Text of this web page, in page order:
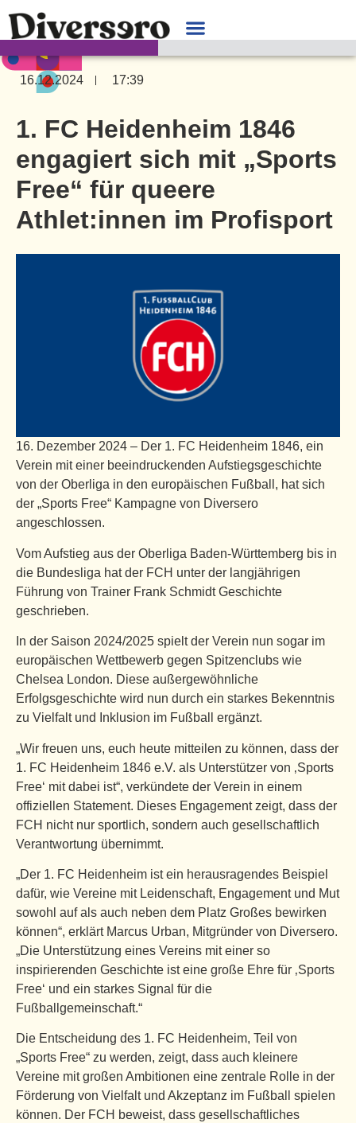
16.12.2024 17:39
1. FC Heidenheim 1846
engagiert sich mit „Sports
Free“ für queere
Athlet:innen im Profisport
16. Dezember 2024 – Der 1. FC Heidenheim 1846, ein
Verein mit einer beeindruckenden Aufstiegsgeschichte
von der Oberliga in den europäischen Fußball, hat sich
der „Sports Free“ Kampagne von Diversero
angeschlossen.
Vom Aufstieg aus der Oberliga Baden-Württemberg bis in
die Bundesliga hat der FCH unter der langjährigen
Führung von Trainer Frank Schmidt Geschichte
geschrieben.
In der Saison 2024/2025 spielt der Verein nun sogar im
europäischen Wettbewerb gegen Spitzenclubs wie
Chelsea London. Diese außergewöhnliche
Erfolgsgeschichte wird nun durch ein starkes Bekenntnis
zu Vielfalt und Inklusion im Fußball ergänzt.
„Wir freuen uns, euch heute mitteilen zu können, dass der
1. FC Heidenheim 1846 e.V. als Unterstützer von ‚Sports
Free‘ mit dabei ist“, verkündete der Verein in einem
offiziellen Statement. Dieses Engagement zeigt, dass der
FCH nicht nur sportlich, sondern auch gesellschaftlich
Verantwortung übernimmt.
„Der 1. FC Heidenheim ist ein herausragendes Beispiel
dafür, wie Vereine mit Leidenschaft, Engagement und Mut
sowohl auf als auch neben dem Platz Großes bewirken
können“, erklärt Marcus Urban, Mitgründer von Diversero.
„Die Unterstützung eines Vereins mit einer so
inspirierenden Geschichte ist eine große Ehre für ‚Sports
Free‘ und ein starkes Signal für die
Fußballgemeinschaft.“
Die Entscheidung des 1. FC Heidenheim, Teil von
„Sports Free“ zu werden, zeigt, dass auch kleinere
Vereine mit großen Ambitionen eine zentrale Rolle in der
Förderung von Vielfalt und Akzeptanz im Fußball spielen
können. Der FCH beweist, dass gesellschaftliches